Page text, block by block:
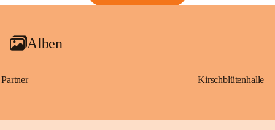
Alben
Partner Kirschblütenhalle